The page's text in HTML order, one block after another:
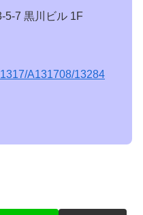
5-7 黒川ビル 1F
A131708/13284